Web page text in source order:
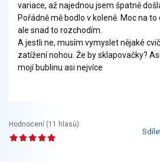
variace, až najednou jsem špatně
Pořádně mě bodlo v koleně. Moc na
ale snad to rozchodím.
A jestli ne, musím vymyslet nějaké
zatížení nohou. Že by sklapovačky?
mojí bublinu asi nejvíce
Hodnocení (11 hlasů):